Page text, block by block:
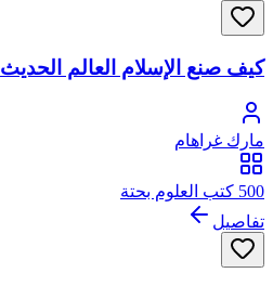
كيف صنع الإسلام العالم الحديث
مارك غراهام
500 كتب العلوم بحتة
تفاصيل